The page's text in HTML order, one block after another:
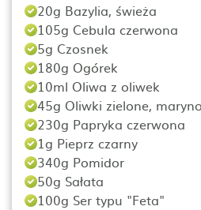
20g Bazylia, świeża
105g Cebula czerwona
5g Czosnek
180g Ogórek
10ml Oliwa z oliwek
45g Oliwki zielone,
230g Papryka czerwona
1g Pieprz czarny
340g Pomidor
50g Sałata
100g Ser typu "Feta"